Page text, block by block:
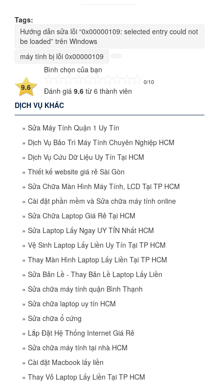
Tags:
Hướng dẫn sửa lỗi “0x00000109: selected entry could not
be loaded” trên Windows
máy tính bị lỗi 0x00000109
9.6
Bình chọn của bạn
0/10
Đánh giá 9.6 từ 6 thành viên
DỊCH VỤ KHÁC
» Sửa Máy Tính Quận 1 Uy Tín
» Dịch Vụ Bảo Trì Máy Tính Chuyên Nghiệp HCM
» Dịch Vụ Cứu Dữ Liệu Uy Tín Tại HCM
» Thiết kế website giá rẻ Sài Gòn
» Sửa Chữa Màn Hình Máy Tính, LCD Tại TP HCM
» Cài đặt phần mềm và Sửa chữa máy tính online
» Sửa Chữa Laptop Giá Rẻ Tại HCM
» Sửa Laptop Lấy Ngay UY TÍN Nhất HCM
» Vệ Sinh Laptop Lấy Liền Uy Tín Tại TP HCM
» Thay Màn Hình Laptop Lấy Liền Tại TP HCM
» Sửa Bản Lề - Thay Bản Lề Laptop Lấy Liền
» Sửa chữa máy tính quận Bình Thạnh
» Sửa chữa laptop uy tín HCM
» Sửa chữa ổ cứng
» Lắp Đặt Hệ Thống Internet Giá Rẻ
» Sửa chữa máy tính tại nhà HCM
» Cài đặt Macbook lấy liền
» Thay Vỏ Laptop Lấy Liền Tại TP HCM